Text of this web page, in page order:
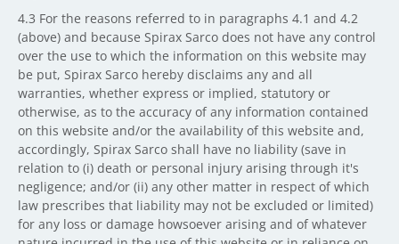
4.3 For the reasons referred to in paragraphs 4.1 and 4.2
(above) and because Spirax Sarco does not have any control
over the use to which the information on this website may
be put, Spirax Sarco hereby disclaims any and all
warranties, whether express or implied, statutory or
otherwise, as to the accuracy of any information contained
on this website and/or the availability of this website and,
accordingly, Spirax Sarco shall have no liability (save in
relation to (i) death or personal injury arising through it's
negligence; and/or (ii) any other matter in respect of which
law prescribes that liability may not be excluded or limited)
for any loss or damage howsoever arising and of whatever